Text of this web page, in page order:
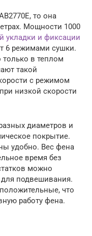
то она
Мощности 1000
укладки и фиксации
6 режимами сушки.
только в теплом
такой
с режимом
низкой скорости
диаметров и
покрытие.
удобно. Вес фена
время без
можно
для подвешивания.
что
работу фена.